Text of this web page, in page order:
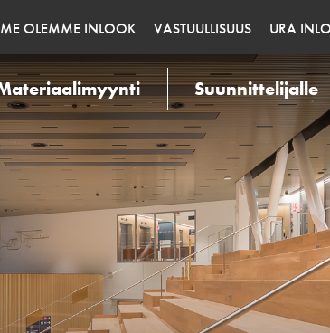
ME OLEMME INLOOK VASTUULLISUUS URA
Suunnittelijalle